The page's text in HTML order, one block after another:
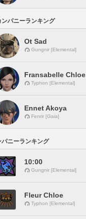
ンパニーランキング
Ot Sad
Gungnir [Elemental]
Fransabelle Chloe
Typhon [Elemental]
Ennet Akoya
Fenrir [Gaia]
パニーランキング
10:00
Gungnir [Elemental]
Fleur Chloe
Typhon [Elemental]